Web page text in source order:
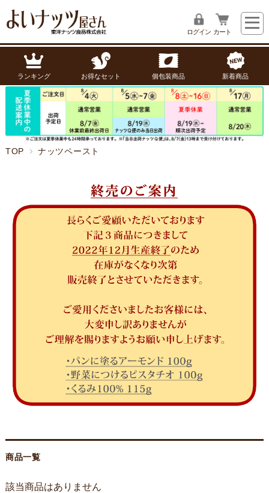
ログイン カート
ランキング お得なセット 個包装商品 新着商品
TOP ナッツペースト
商品一覧
該当商品はありません